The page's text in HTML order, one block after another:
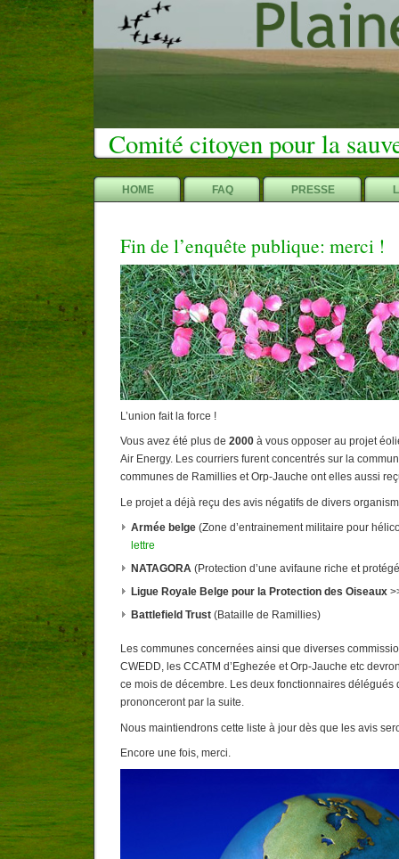
Comité citoyen pour la
HOME FAQ PRESSE
Fin de l’enquête publique: merci !
L’union fait la force !
Vous avez été plus de 2000 à vous opposer au projet
Air Energy. Les courriers furent concentrés sur la
communes de Ramillies et Orp-Jauche ont elles aussi
Le projet a déjà reçu des avis négatifs de divers
Armée belge (Zone d’entrainement militaire pour
lettre
NATAGORA (Protection d’une avifaune riche et
Ligue Royale Belge pour la Protection des Oiseaux
Battlefield Trust (Bataille de Ramillies)
Les communes concernées ainsi que diverses
CWEDD, les CCATM d’Eghezée et Orp-Jauche etc
ce mois de décembre. Les deux fonctionnaires délégués
prononceront par la suite.
Nous maintiendrons cette liste à jour dès que les avis
Encore une fois, merci.